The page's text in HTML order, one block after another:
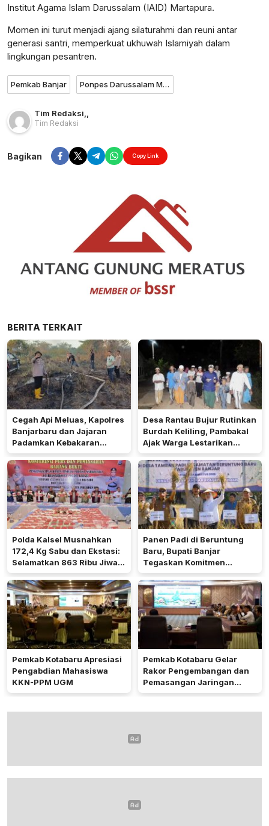
Institut Agama Islam Darussalam (IAID) Martapura.
Momen ini turut menjadi ajang silaturahmi dan reuni antar
generasi santri, memperkuat ukhuwah Islamiyah dalam
lingkungan pesantren.
Pemkab Banjar Ponpes Darussalam Martapura
Tim Redaksi
Tim Redaksi
Bagikan Copy Link
BERITA TERKAIT
Cegah Api Meluas, Kapolres
Banjarbaru dan Jajaran
Padamkan Kebakaran
Lahan
Desa Rantau Bujur Rutinkan
Burdah Keliling, Pambakal
Ajak Warga Lestarikan
Tradisi Keagamaan
Polda Kalsel Musnahkan
172,4 Kg Sabu dan Ekstasi:
Selamatkan 863 Ribu Jiwa
dan Hemat Biaya Rehab Rp.
4,3 Triliun
Panen Padi di Beruntung
Baru, Bupati Banjar
Tegaskan Komitmen
Dukung Ketahanan Pangan
Pemkab Kotabaru Apresiasi
Pengabdian Mahasiswa
KKN-PPM UGM
Pemkab Kotabaru Gelar
Rakor Pengembangan dan
Pemasangan Jaringan
Listrik PLN